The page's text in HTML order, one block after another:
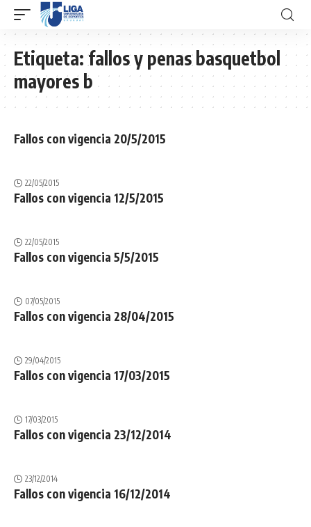
Etiqueta:fallos y penas basquetbol
mayores b
Fallos con vigencia 20/5/2015
22/05/2015
Fallos con vigencia 12/5/2015
22/05/2015
Fallos con vigencia 5/5/2015
07/05/2015
Fallos con vigencia 28/04/2015
29/04/2015
Fallos con vigencia 17/03/2015
17/03/2015
Fallos con vigencia 23/12/2014
23/12/2014
Fallos con vigencia 16/12/2014